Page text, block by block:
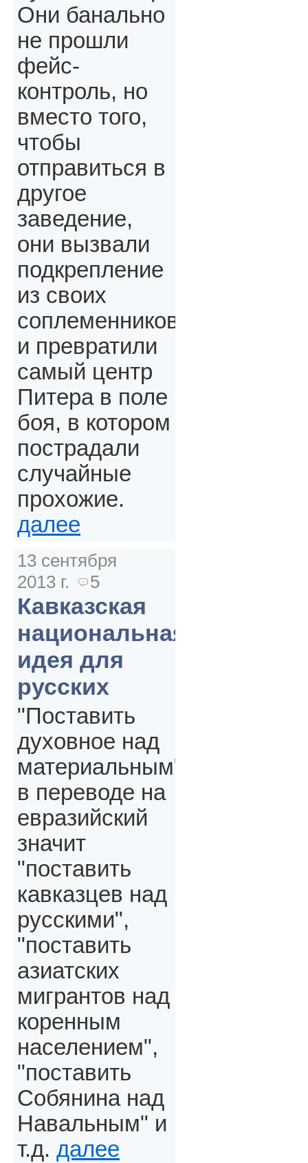
Они банально
не прошли
фейс-
контроль, но
вместо того,
чтобы
отправиться в
другое
заведение,
они вызвали
подкрепление
из своих
соплеменников
и превратили
самый центр
Питера в поле
боя, в котором
пострадали
случайные
прохожие.
далее
13 сентября
2013 г.
5
Кавказская
национальная
идея для
русских
"Поставить
духовное над
материальным"
в переводе на
евразийский
значит
"поставить
кавказцев над
русскими",
"поставить
азиатских
мигрантов над
коренным
населением",
"поставить
Собянина над
Навальным" и
т.д. далее